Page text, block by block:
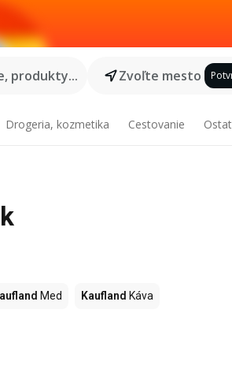
produkty...
Zvoľte mesto
Drogeria, kozmetika Cestovanie
Med Kaufland Káva